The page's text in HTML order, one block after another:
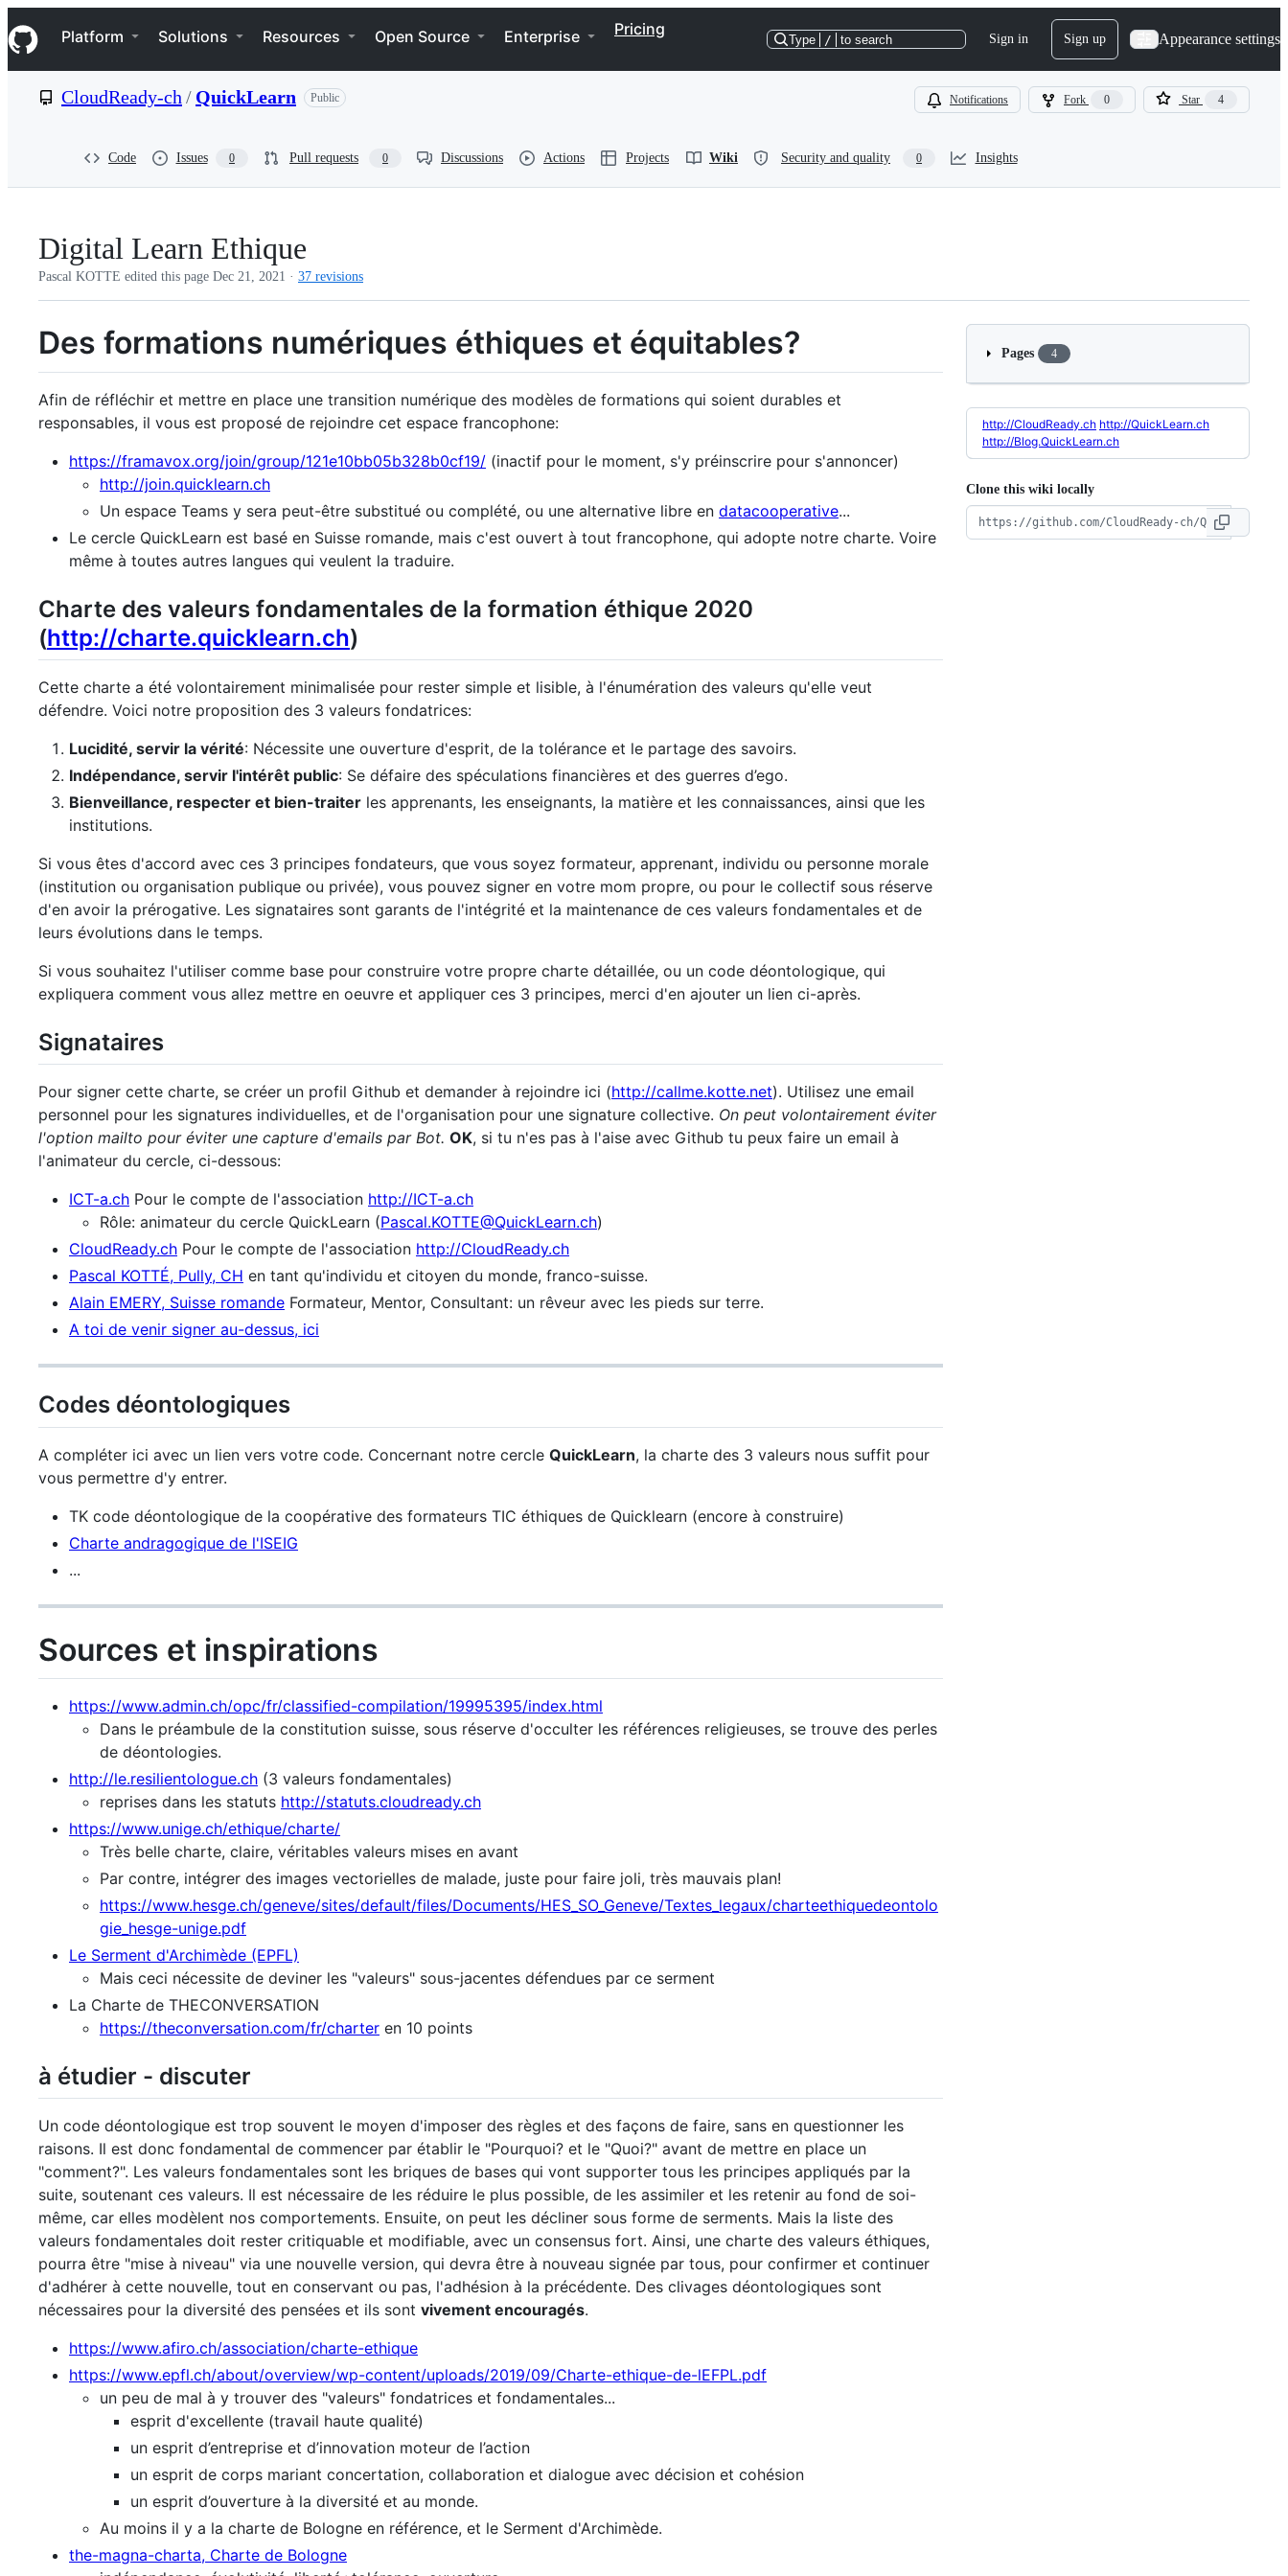
k
i
p
e
Navigation Menu
Platform Solutions Resources Open Source Enterprise Pricing
Type / to search Sign in Sign up Appearance settings
CloudReady-ch / QuickLearn Public Notifications Fork 0 Star 4
Code Issues 0 Pull requests 0 Discussions Actions Projects Wiki Security and quality 0 Insights
Digital Learn Ethique
Pascal KOTTE edited this page Dec 21, 2021 · 37 revisions
Des formations numériques éthiques et équitables?
Afin de réfléchir et mettre en place une transition numérique des modèles de formations qui soient durables et
responsables, il vous est proposé de rejoindre cet espace francophone:
https://framavox.org/join/group/121e10bb05b328b0cf19/ (inactif pour le moment, s'y préinscrire pour s'annoncer)
http://join.quicklearn.ch
Un espace Teams y sera peut-être substitué ou complété, ou une alternative libre en datacooperative...
Le cercle QuickLearn est basé en Suisse romande, mais c'est ouvert à tout francophone, qui adopte notre charte. Voire
même à toutes autres langues qui veulent la traduire.
Charte des valeurs fondamentales de la formation éthique 2020
(http://charte.quicklearn.ch)
Cette charte a été volontairement minimalisée pour rester simple et lisible, à l'énumération des valeurs qu'elle veut
défendre. Voici notre proposition des 3 valeurs fondatrices:
Lucidité, servir la vérité: Nécessite une ouverture d'esprit, de la tolérance et le partage des savoirs.
Indépendance, servir l'intérêt public: Se défaire des spéculations financières et des guerres d’ego.
Bienveillance, respecter et bien-traiter les apprenants, les enseignants, la matière et les connaissances, ainsi que les
institutions.
Si vous êtes d'accord avec ces 3 principes fondateurs, que vous soyez formateur, apprenant, individu ou personne morale
(institution ou organisation publique ou privée), vous pouvez signer en votre mom propre, ou pour le collectif sous réserve
d'en avoir la prérogative. Les signataires sont garants de l'intégrité et la maintenance de ces valeurs fondamentales et de
leurs évolutions dans le temps.
Si vous souhaitez l'utiliser comme base pour construire votre propre charte détaillée, ou un code déontologique, qui
expliquera comment vous allez mettre en oeuvre et appliquer ces 3 principes, merci d'en ajouter un lien ci-après.
Signataires
Pour signer cette charte, se créer un profil Github et demander à rejoindre ici (http://callme.kotte.net). Utilisez une email
personnel pour les signatures individuelles, et de l'organisation pour une signature collective. On peut volontairement éviter
l'option mailto pour éviter une capture d'emails par Bot. OK, si tu n'es pas à l'aise avec Github tu peux faire un email à
l'animateur du cercle, ci-dessous:
ICT-a.ch Pour le compte de l'association http://ICT-a.ch
Rôle: animateur du cercle QuickLearn (Pascal.KOTTE@QuickLearn.ch)
CloudReady.ch Pour le compte de l'association http://CloudReady.ch
Pascal KOTTÉ, Pully, CH en tant qu'individu et citoyen du monde, franco-suisse.
Alain EMERY, Suisse romande Formateur, Mentor, Consultant: un rêveur avec les pieds sur terre.
A toi de venir signer au-dessus, ici
Codes déontologiques
A compléter ici avec un lien vers votre code. Concernant notre cercle QuickLearn, la charte des 3 valeurs nous suffit pour
vous permettre d'y entrer.
TK code déontologique de la coopérative des formateurs TIC éthiques de Quicklearn (encore à construire)
Charte andragogique de l'ISEIG
...
Sources et inspirations
https://www.admin.ch/opc/fr/classified-compilation/19995395/index.html
Dans le préambule de la constitution suisse, sous réserve d'occulter les références religieuses, se trouve des perles
de déontologies.
http://le.resilientologue.ch (3 valeurs fondamentales)
reprises dans les statuts http://statuts.cloudready.ch
https://www.unige.ch/ethique/charte/
Très belle charte, claire, véritables valeurs mises en avant
Par contre, intégrer des images vectorielles de malade, juste pour faire joli, très mauvais plan!
https://www.hesge.ch/geneve/sites/default/files/Documents/HES_SO_Geneve/Textes_legaux/charteethiquedeontolo
gie_hesge-unige.pdf
Le Serment d'Archimède (EPFL)
Mais ceci nécessite de deviner les "valeurs" sous-jacentes défendues par ce serment
La Charte de THECONVERSATION
https://theconversation.com/fr/charter en 10 points
à étudier - discuter
Un code déontologique est trop souvent le moyen d'imposer des règles et des façons de faire, sans en questionner les
raisons. Il est donc fondamental de commencer par établir le "Pourquoi? et le "Quoi?" avant de mettre en place un
"comment?". Les valeurs fondamentales sont les briques de bases qui vont supporter tous les principes appliqués par la
suite, soutenant ces valeurs. Il est nécessaire de les réduire le plus possible, de les assimiler et les retenir au fond de soi-
même, car elles modèlent nos comportements. Ensuite, on peut les décliner sous forme de serments. Mais la liste des
valeurs fondamentales doit rester critiquable et modifiable, avec un consensus fort. Ainsi, une charte des valeurs éthiques,
pourra être "mise à niveau" via une nouvelle version, qui devra être à nouveau signée par tous, pour confirmer et continuer
d'adhérer à cette nouvelle, tout en conservant ou pas, l'adhésion à la précédente. Des clivages déontologiques sont
nécessaires pour la diversité des pensées et ils sont vivement encouragés.
https://www.afiro.ch/association/charte-ethique
https://www.epfl.ch/about/overview/wp-content/uploads/2019/09/Charte-ethique-de-lEFPL.pdf
un peu de mal à y trouver des "valeurs" fondatrices et fondamentales...
esprit d'excellente (travail haute qualité)
un esprit d’entreprise et d’innovation moteur de l’action
un esprit de corps mariant concertation, collaboration et dialogue avec décision et cohésion
un esprit d’ouverture à la diversité et au monde.
Au moins il y a la charte de Bologne en référence, et le Serment d'Archimède.
the-magna-charta, Charte de Bologne
Pages 4
http://CloudReady.ch http://QuickLearn.ch
http://Blog.QuickLearn.ch
Clone this wiki locally